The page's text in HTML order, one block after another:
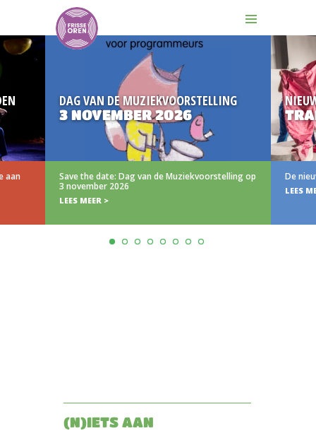
aan
DAG VAN DE MUZIEKVOORSTELLING
3 NOVEMBER 2026
Save the date: Dag van de Muziekvoorstelling op
3 november 2026
LEES MEER >
De
LEES
(N)IETS AAN